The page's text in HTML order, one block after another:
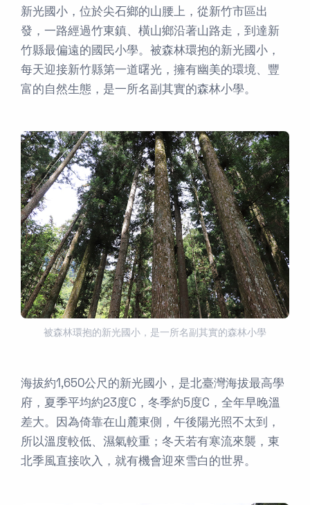
新光國小，位於尖石鄉的山腰上，從新竹市區出
發，一路經過竹東鎮、橫山鄉沿著山路走，到達新
竹縣最偏遠的國民小學。被森林環抱的新光國小，
每天迎接新竹縣第一道曙光，擁有幽美的環境、豐
富的自然生態，是一所名副其實的森林小學。
被森林環抱的新光國小，是一所名副其實的森林小學
海拔約1,650公尺的新光國小，是北臺灣海拔最高學
府，夏季平均約23度C，冬季約5度C，全年早晚溫
差大。因為倚靠在山麓東側，午後陽光照不太到，
所以溫度較低、濕氣較重；冬天若有寒流來襲，東
北季風直接吹入，就有機會迎來雪白的世界。